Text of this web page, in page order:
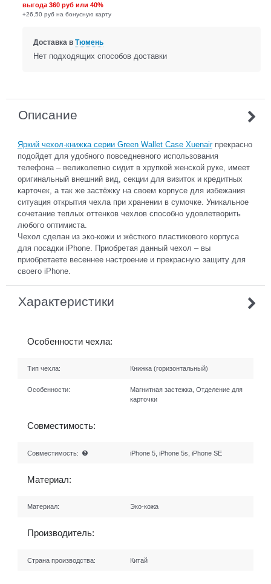
выгода360 руб или40%
+26,50 руб на бонусную карту
Доставка в Тюмень
Нет подходящих способов доставки
Описание
Яркий чехол-книжка серии Green Wallet Case Xuenairпрекрасно
подойдет для удобного повседневного использования
телефона – великолепно сидит в хрупкой женской руке, имеет
оригинальный внешний вид, секции для визиток и кредитных
карточек, а так же застёжку на своем корпусе для избежания
ситуация открытия чехла при хранении в сумочке. Уникальное
сочетание теплых оттенков чехлов способно удовлетворить
любого оптимиста.
Чехол сделан из эко-кожи и жёсткого пластикового корпуса
для посадки iPhone. Приобретая данный чехол – вы
приобретаете весеннее настроение и прекрасную защиту для
своего iPhone.
Характеристики
Особенности чехла:
Тип чехла: Книжка (горизонтальный)
Особенности:
Магнитная застежка, Отделение для
карточки
Совместимость:
Совместимость: iPhone 5, iPhone 5s, iPhone SE
Материал:
Материал: Эко-кожа
Производитель:
Страна производства: Китай